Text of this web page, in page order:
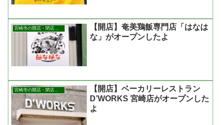
宮崎市の開店・閉店まとめ
【開店】奄美鶏飯専門店「はなは
な」がオープンしたよ
宮崎市の開店・閉店まとめ
【開店】ベーカリーレストラン
D’WORKS 宮崎店がオープンした
よ